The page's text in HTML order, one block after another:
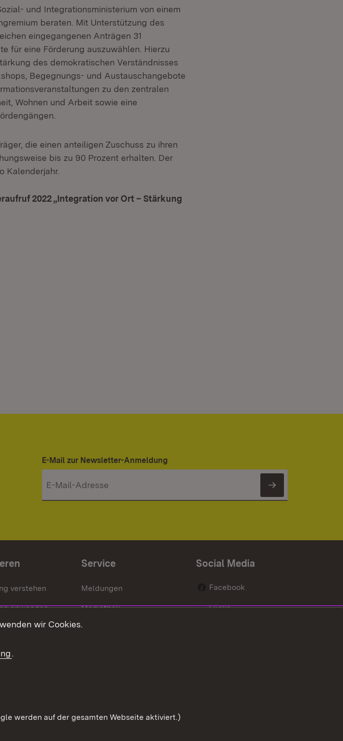
und Integrationsministerium von einem
beraten. Mit Unterstützung des
eingegangenen Anträgen 31
für eine Förderung auszuwählen. Hierzu
des demokratischen Verständnisses
Begegnungs- und Austauschangebote
zu den zentralen
Wohnen und Arbeit sowie eine
die einen anteiligen Zuschuss zu ihren
bis zu 90 Prozent erhalten. Der
Kalenderjahr.
2022 „Integration vor Ort – Stärkung
E-Mail zur Newsletter-Anmeldung
Newsletter
verstehen
anwenden
stärken
Service
Meldungen
Mediathek
Publikationen
Social Media
Facebook
Flickr
wir Cookies.
.
werden auf der gesamten Webseite aktiviert.)